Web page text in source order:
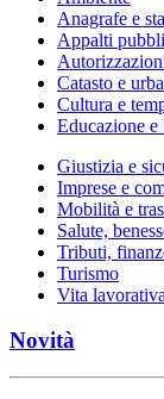
Anagrafe e
Appalti
Catasto e
Cultura e
Educazione
Giustizia e
Imprese e
Mobilità e
Salute,
Tributi,
Turismo
Vita lavorativa
Novità